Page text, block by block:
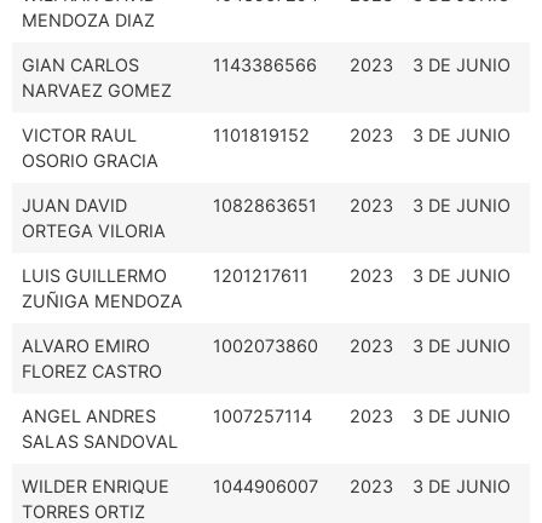
MENDOZA DIAZ
GIAN CARLOS
NARVAEZ GOMEZ
1143386566 2023 3 DE JUNIO
VICTOR RAUL
OSORIO GRACIA
1101819152 2023 3 DE JUNIO
JUAN DAVID
ORTEGA VILORIA
1082863651 2023 3 DE JUNIO
LUIS GUILLERMO
ZUÑIGA MENDOZA
1201217611 2023 3 DE JUNIO
ALVARO EMIRO
FLOREZ CASTRO
1002073860 2023 3 DE JUNIO
ANGEL ANDRES
SALAS SANDOVAL
1007257114 2023 3 DE JUNIO
WILDER ENRIQUE
TORRES ORTIZ
1044906007 2023 3 DE JUNIO